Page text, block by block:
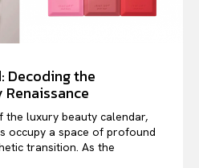
Decoding the
the luxury beauty calendar,
occupy a space of profound
transition. As the